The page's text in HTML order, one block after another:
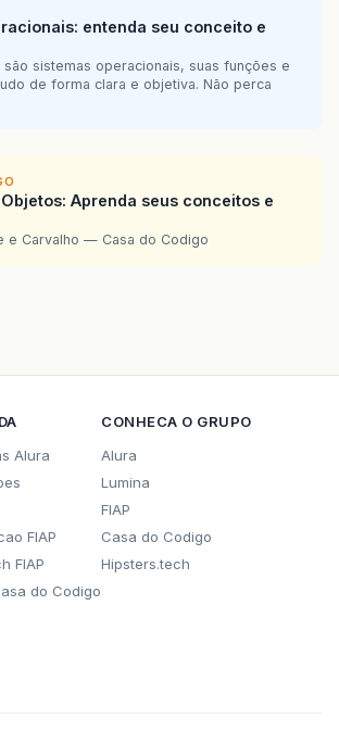
entenda seu conceito e
são sistemas operacionais, suas funções e
de forma clara e objetiva. Não perca
Aprenda seus conceitos e
e Carvalho — Casa do Codigo
Alura
FIAP
FIAP
do Codigo
CONHECA O GRUPO
Alura
Lumina
FIAP
Casa do Codigo
Hipsters.tech